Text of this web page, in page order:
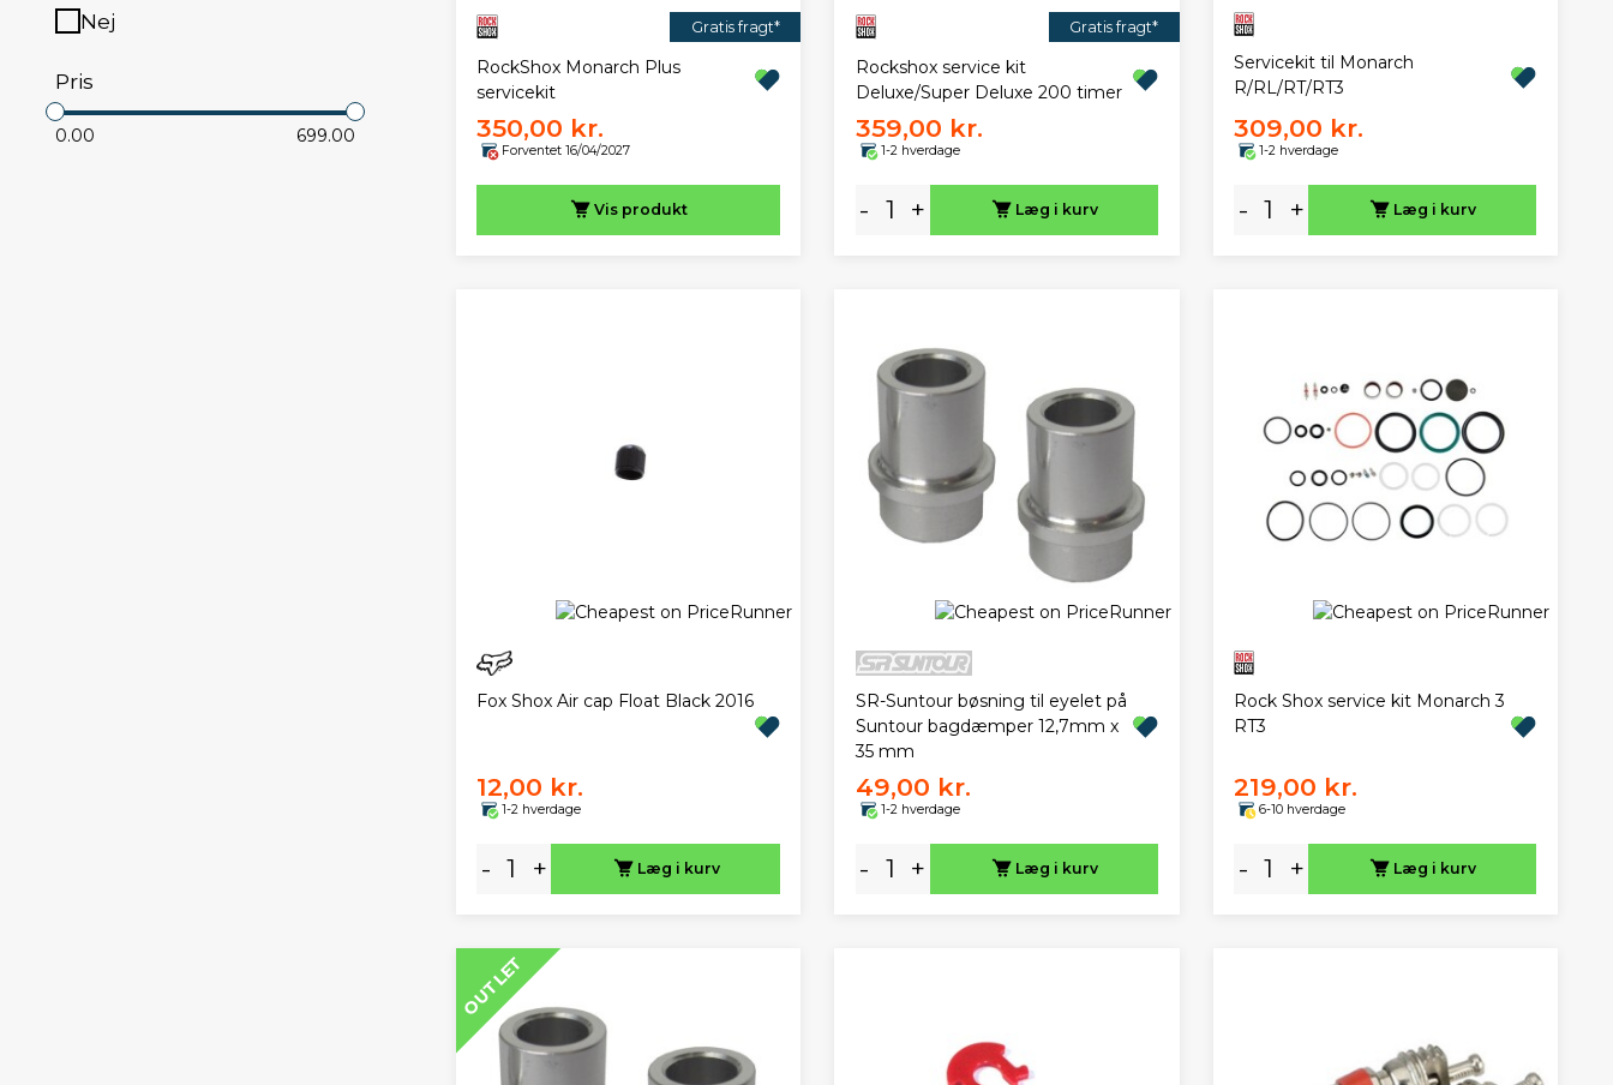
Nej
Pris
0.00 699.00
Gratis fragt*
RockShox Monarch Plus
servicekit
350,00 kr.
Forventet 16/04/2027
Vis produkt
Gratis fragt*
Rockshox service kit
Deluxe/Super Deluxe 200 timer
359,00 kr.
1-2 hverdage
- + Læg i kurv
Servicekit til Monarch
R/RL/RT/RT3
309,00 kr.
1-2 hverdage
- + Læg i kurv
Fox Shox Air cap Float Black 2016
12,00 kr.
1-2 hverdage
- + Læg i kurv
SR-Suntour bøsning til eyelet på
Suntour bagdæmper 12,7mm x
35 mm
49,00 kr.
1-2 hverdage
- + Læg i kurv
Rock Shox service kit Monarch 3
RT3
219,00 kr.
6-10 hverdage
- + Læg i kurv
OUTLET